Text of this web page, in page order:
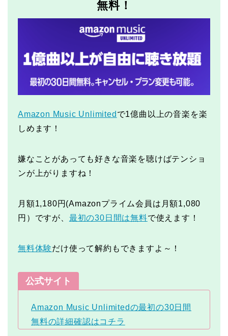
無料！
Amazon Music Unlimited で1億曲以上の音楽を楽
しめます！
嫌なことがあっても好きな音楽を聴けばテンショ
ンが上がりますね！
月額1,180円(Amazonプライム会員は月額1,080
円）ですが、 最初の30日間は無料で使えます！
無料体験だけ使って解約もできますよ～！
公式サイト
Amazon Music Unlimitedの最初の30日間
無料の詳細確認はコチラ